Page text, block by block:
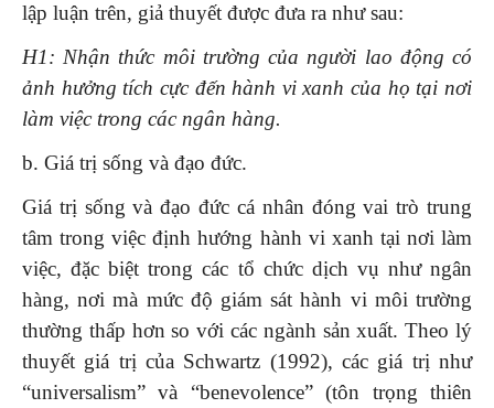
lập luận trên, giả thuyết được đưa ra như sau:
H1: Nhận thức môi trường của người lao động có
ảnh hưởng tích cực đến hành vi xanh của họ tại nơi
làm việc trong các ngân hàng.
b. Giá trị sống và đạo đức.
Giá trị sống và đạo đức cá nhân đóng vai trò trung
tâm trong việc định hướng hành vi xanh tại nơi làm
việc, đặc biệt trong các tổ chức dịch vụ như ngân
hàng, nơi mà mức độ giám sát hành vi môi trường
thường thấp hơn so với các ngành sản xuất. Theo lý
thuyết giá trị của Schwartz (1992), các giá trị như
“universalism” và “benevolence” (tôn trọng thiên